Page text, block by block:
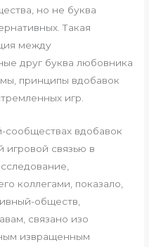
но не буква
Такая
между
друг буква любовника
принципы вдобавок
игр.
вдобавок
игровой связью в
коллегами, показало,
обществ,
связано изо
извращенным